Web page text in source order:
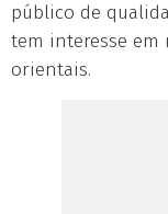
público de
tem interesse em
orientais.